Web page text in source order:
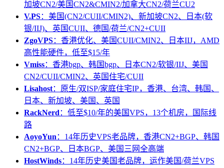
加坡CN2/美国CN2&CMIN2/加拿大CN2/荷兰CU2
V.PS：美国(CN2/CUII/CMIN2)、新加坡CN2、日本(软
银/IIJ)、英国CUII、德国/荷兰/CN2+CUII
ZgoVPS：香港优化、美国CUII/CMIN2、日本IIJ，AMD
高性能硬件，低至$15/年
Vmiss：香港bgp、韩国bgp、日本CN2/软银/IIJ、美国
CN2/CUII/CMIN2、英国住宅/CUII
Lisahost：原生/双ISP/家庭住宅IP，香港、台湾、韩国、
日本、新加坡、美国、英国
RackNerd ：低至$10/年的美国VPS，13个机房，国际线
路
AoyoYun ：14年历史VPS老品牌，香港CN2+BGP、韩国
CN2+BGP、日本BGP、美国三网全高端
HostWinds：14年历史美国老品牌，运作美国/荷兰VPS